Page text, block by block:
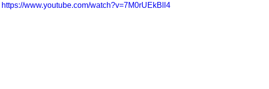
https://www.youtube.com/watch?v=7M0rUEkBll4